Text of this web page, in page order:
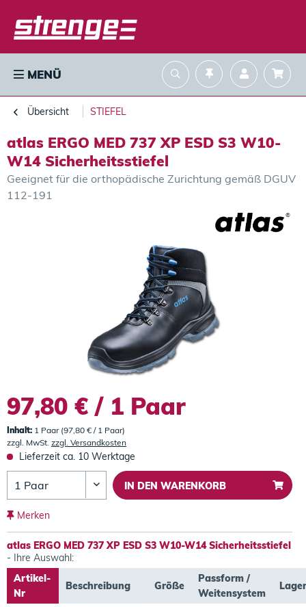
MENÜ
Übersicht STIEFEL
atlas ERGO MED 737 XP ESD S3 W10-
W14 Sicherheitsstiefel
Geeignet für die orthopädische Zurichtung gemäß DGUV
112-191
97,80 € / 1 Paar
Inhalt: 1 Paar (97,80 € / 1 Paar)
zzgl. MwSt. zzgl. Versandkosten
Lieferzeit ca. 10 Werktage
IN DEN WARENKORB
Merken
atlas ERGO MED 737 XP ESD S3 W10-W14 Sicherheitsstiefel
- Ihre Auswahl:
Artikel-
Nr
Beschreibung Größe
Passform /
Weitensystem